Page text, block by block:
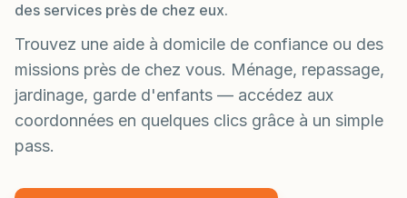
des services près de chez eux.
Trouvez une aide à domicile de confiance ou des
missions près de chez vous. Ménage, repassage,
jardinage, garde d'enfants — accédez aux
coordonnées en quelques clics grâce à un simple
pass.